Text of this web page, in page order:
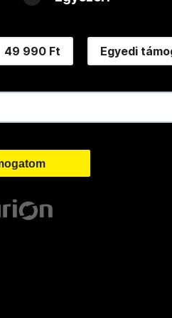
49 990 Ft Egyedi